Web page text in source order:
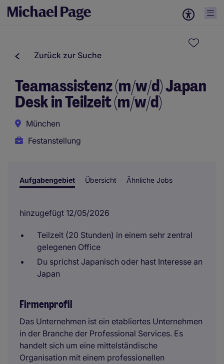
Zurück zur Suche
Teamassistenz (m/w/d) Japan
Desk in Teilzeit (m/w/d)
München
Festanstellung
Aufgabengebiet Übersicht Ähnliche Jobs
hinzugefügt 12/05/2026
Teilzeit (20 Stunden) in einem sehr zentral
gelegenen Office
Du sprichst Japanisch oder hast Interesse an
Japan
Firmenprofil
Das Unternehmen ist ein etabliertes Unternehmen
in der Branche der Professional Services. Es
handelt sich um eine mittelständische
Organisation mit einem professionellen